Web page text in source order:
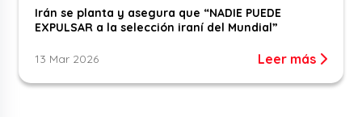
Irán se planta y asegura que “NADIE PUEDE
EXPULSAR a la selección iraní del Mundial”
13 Mar 2026 Leer más